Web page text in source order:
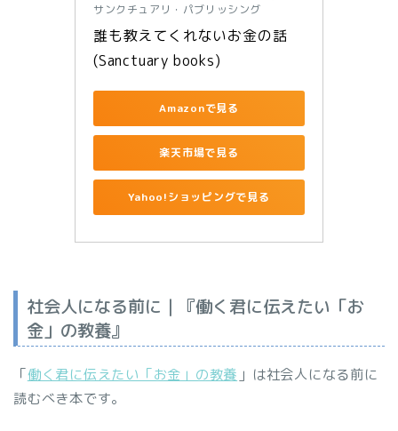
サンクチュアリ・パブリッシング
誰も教えてくれないお金の話
(Sanctuary books)
Amazonで見る
楽天市場で見る
Yahoo!ショッピングで見る
社会人になる前に｜『働く君に伝えたい「お
金」の教養』
「働く君に伝えたい「お金」の教養 」は社会人になる前に
読むべき本です。